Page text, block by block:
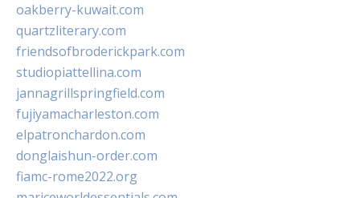
oakberry-kuwait.com
quartzliterary.com
friendsofbroderickpark.com
studiopiattellina.com
jannagrillspringfield.com
fujiyamacharleston.com
elpatronchardon.com
donglaishun-order.com
fiamc-rome2022.org